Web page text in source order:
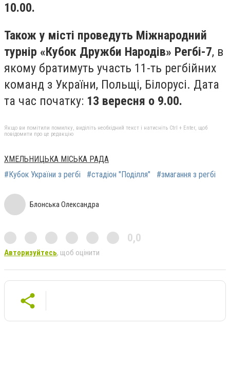
10.00.
Також у місті проведуть Міжнародний
турнір «Кубок Дружби Народів» Регбі-7, в
якому братимуть участь 11-ть регбійних
команд з України, Польщі, Білорусі. Дата
та час початку: 13 вересня о 9.00.
Якщо ви помітили помилку, виділіть необхідний текст і натисніть Ctrl + Enter, щоб
повідомити про це редакцію
ХМЕЛЬНИЦЬКА МІСЬКА РАДА
#Кубок України з регбі
#стадіон "Поділля" #змагання з регбі
Блонська Олександра
0,0
Авторизуйтесь, щоб оцінити